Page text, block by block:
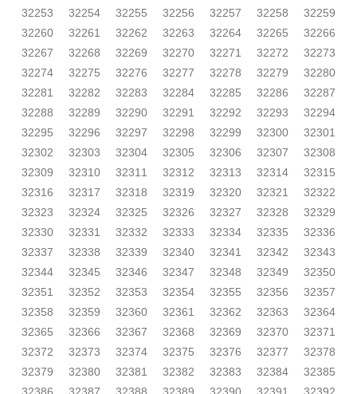
32253
32254 32255 32256 32257 32258
32259
32260
32261 32262 32263 32264 32265
32266
32267
32268 32269 32270 32271 32272
32273
32274
32275 32276 32277 32278 32279
32280
32281
32282 32283 32284 32285 32286
32287
32288
32289 32290 32291 32292 32293
32294
32295
32296 32297 32298 32299 32300
32301
32302
32303 32304 32305 32306 32307
32308
32309
32310 32311 32312 32313 32314
32315
32316
32317 32318 32319 32320 32321
32322
32323
32324 32325 32326 32327 32328
32329
32330
32331 32332 32333 32334 32335
32336
32337
32338 32339 32340 32341 32342
32343
32344
32345 32346 32347 32348 32349
32350
32351
32352 32353 32354 32355 32356
32357
32358
32359 32360 32361 32362 32363
32364
32365
32366 32367 32368 32369 32370
32371
32372
32373 32374 32375 32376 32377
32378
32379
32380 32381 32382 32383 32384
32385